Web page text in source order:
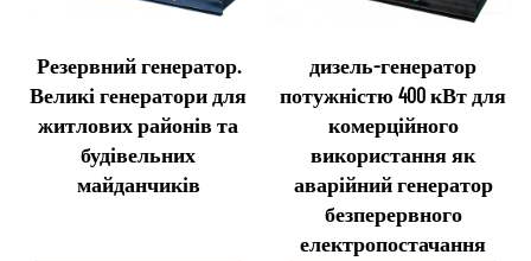
Резервний генератор.
Великі генератори для
житлових районів та
будівельних
майданчиків
дизель-генератор
потужністю 400 кВт для
комерційного
використання як
аварійний генератор
безперервного
електропостачання